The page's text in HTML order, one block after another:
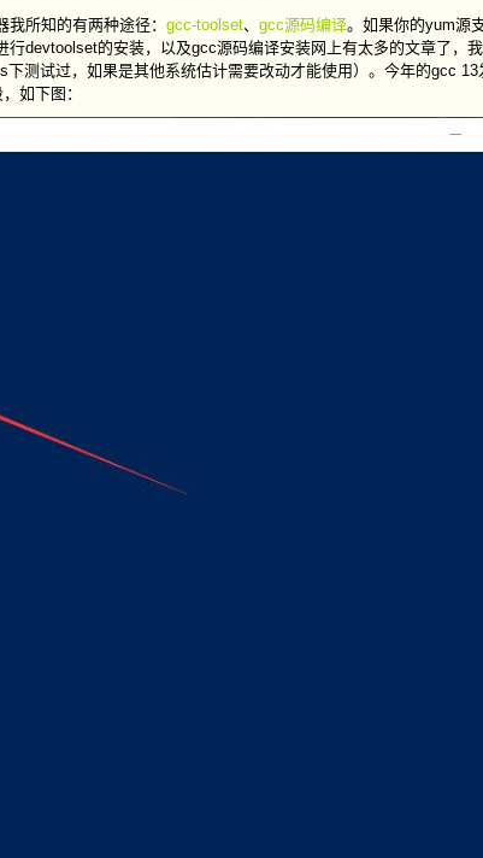
知的有两种途径： gcc-toolset、 gcc源码编译。如果你的yum源
devtoolset的安装，以及gcc源码编译安装网上有太多的文章了，
测试过，如果是其他系统估计需要改动才能使用）。今年的gcc 13
如下图：